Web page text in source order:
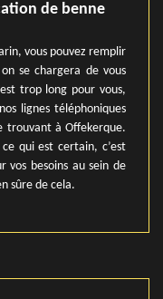
de benne
vous pouvez remplir
se chargera de vous
trop long pour vous,
lignes téléphoniques
trouvant à Offekerque.
qui est certain, c’est
vos besoins au sein de
sûre de cela.